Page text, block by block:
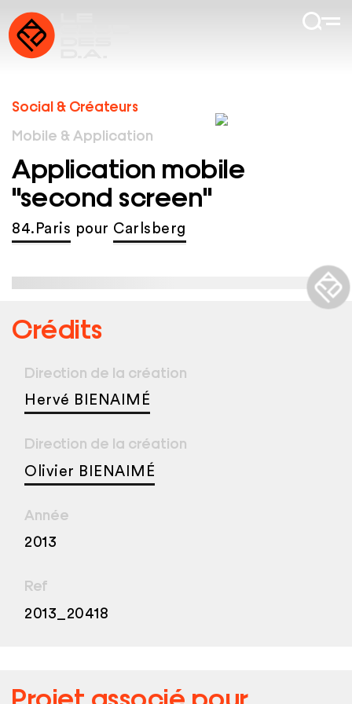
Social & Créateurs
Mobile & Application
Application mobile
"second screen"
84.Paris pour Carlsberg
Crédits
Direction de la création
Hervé BIENAIMÉ
Direction de la création
Olivier BIENAIMÉ
Année
2013
Ref
2013_20418
Projet associé pour